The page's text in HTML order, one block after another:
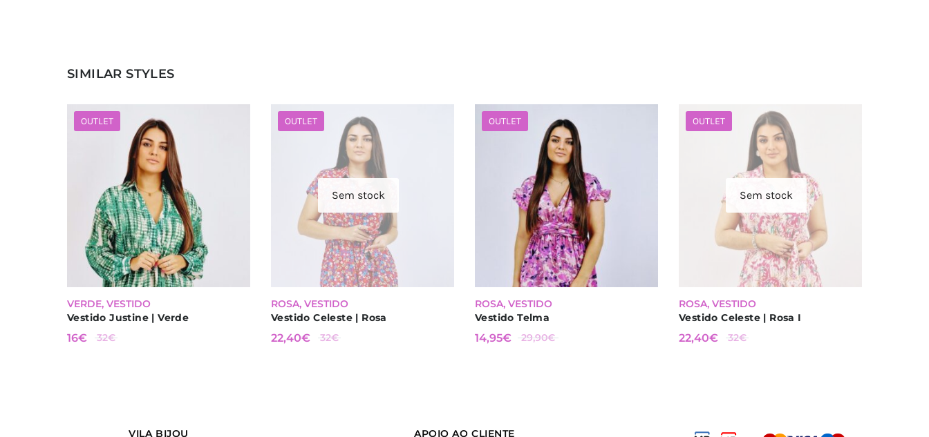
SIMILAR STYLES
OUTLET
-50%
VERDE, VESTIDO
Vestido Justine | Verde
32€
O PREÇO
16€
O
OUTLET
Sem stock
-30%
ROSA, VESTIDO
Vestido Celeste | Rosa
32€
O PREÇO
22,40€
O
OUTLET
-50%
ROSA, VESTIDO
Vestido Telma
29,90€
O PREÇO
14,95€
O
OUTLET
Sem stock
-30%
ROSA, VESTIDO
Vestido Celeste | Rosa I
32€
O PREÇO
22,40€
O
VILA BIJOU APOIO AO CLIENTE